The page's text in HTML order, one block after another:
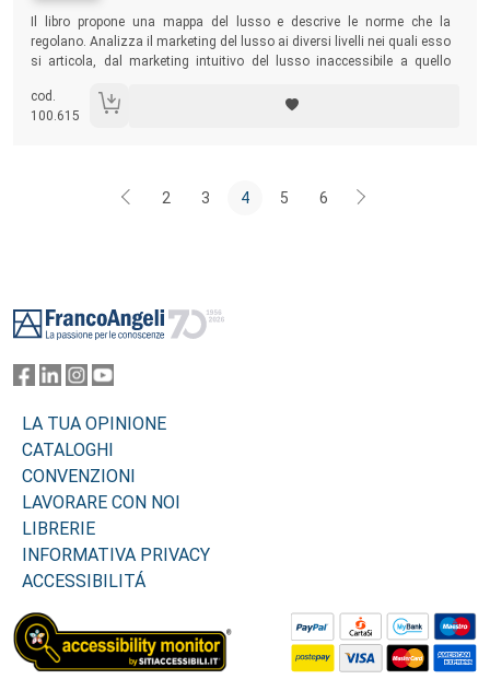
Il libro propone una mappa del lusso e descrive le norme che la
regolano. Analizza il marketing del lusso ai diversi livelli nei quali esso
si articola, dal marketing intuitivo del lusso inaccessibile a quello
lancia la sua scommessa sul futuro del lusso.
cod.
100.615
2 3 4 5 6
LA TUA OPINIONE
CATALOGHI
CONVENZIONI
LAVORARE CON NOI
LIBRERIE
INFORMATIVA PRIVACY
ACCESSIBILITÁ